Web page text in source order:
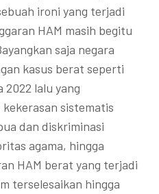
ironi yang terjadi
HAM masih begitu
saja negara
kasus berat seperti
lalu yang
kekerasan sistematis
dan diskriminasi
agama, hingga
HAM berat yang terjadi
terselesaikan hingga